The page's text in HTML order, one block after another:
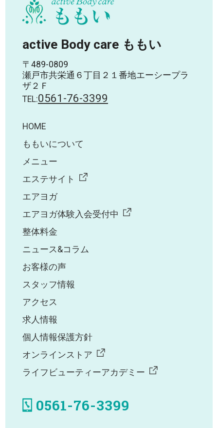
active Body care ももい
〒489-0809
瀬戸市共栄通６丁目２１番地エーシープラ
ザ２Ｆ
TEL:0561-76-3399
HOME
ももいについて
メニュー
エステサイト
エアヨガ
エアヨガ体験入会受付中
整体料金
ニュース&コラム
お客様の声
スタッフ情報
アクセス
求人情報
個人情報保護方針
オンラインストア
ライフビューティーアカデミー
0561-76-3399